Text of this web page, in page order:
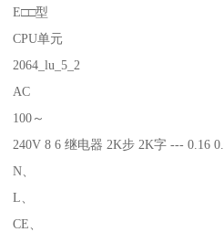
E□□型
CPU单元
2064_lu_5_2
AC
100～
240V 8 6 继电器 2K步 2K字 --- 0.16
N、
L、
CE、